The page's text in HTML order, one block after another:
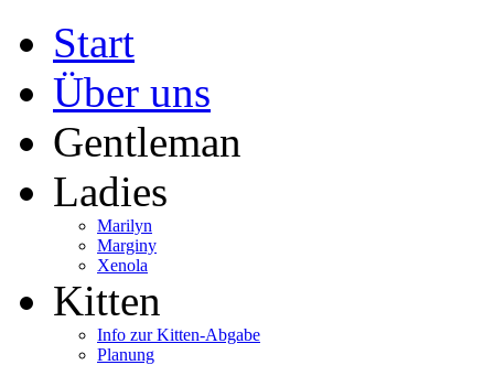
Start
Über uns
Gentleman
Ladies
Marilyn
Marginy
Xenola
Kitten
Info zur Kitten-Abgabe
Planung